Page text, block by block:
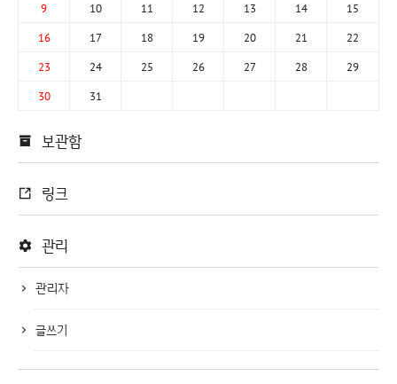
9 10 11 12 13 14 15
16 17 18 19 20 21 22
23 24 25 26 27 28 29
30 31
보관함
링크
관리
관리자
글쓰기